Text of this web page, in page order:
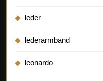
leder
lederarmband
leonardo